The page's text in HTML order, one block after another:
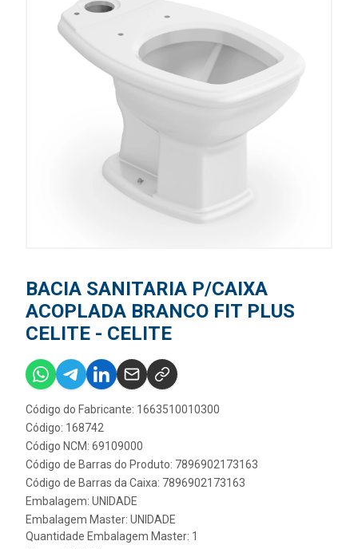
BACIA SANITARIA P/CAIXA
ACOPLADA BRANCO FIT PLUS
CELITE - CELITE
Código do Fabricante: 1663510010300
Código: 168742
Código NCM: 69109000
Código de Barras do Produto: 7896902173163
Código de Barras da Caixa: 7896902173163
Embalagem: UNIDADE
Embalagem Master: UNIDADE
Quantidade Embalagem Master: 1